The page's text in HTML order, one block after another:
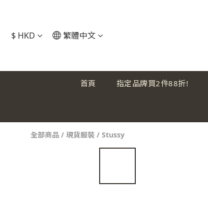
$ HKD 繁體中文
首頁 指定品牌買2件88折!
全部商品 / 現貨服裝 / Stussy